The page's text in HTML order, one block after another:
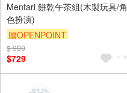
Mentari 餅乾午茶組(木製玩具/角
色扮演)
贈OPENPOINT
$ 900
$729